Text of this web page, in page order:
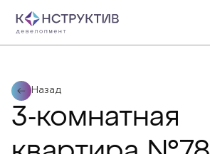
Назад
3-комнатная